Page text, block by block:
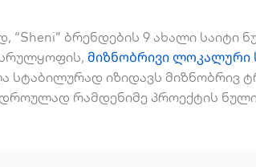
“Sheni” ბრენდების 9 ახალი
მიზნობრივი ლოკალური
იზიდავს მიზნობრივ
რამდენიმე პროექტის